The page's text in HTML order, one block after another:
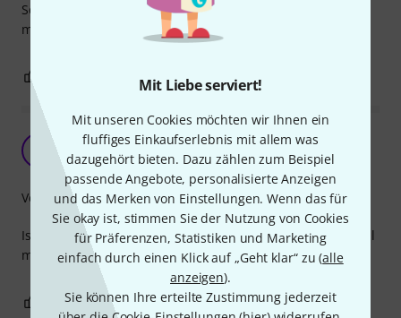
Mit Liebe serviert!
Mit unseren Cookies möchten wir Ihnen ein
fluffiges Einkaufserlebnis mit allem was
dazugehört bieten. Dazu zählen zum Beispiel
passende Angebote, personalisierte Anzeigen
und das Merken von Einstellungen. Wenn das für
Sie okay ist, stimmen Sie der Nutzung von Cookies
für Präferenzen, Statistiken und Marketing
einfach durch einen Klick auf „Geht klar“ zu (alle
anzeigen).
Sie können Ihre erteilte Zustimmung jederzeit
Schild einmal aufgeklebt ist, lässt sich das Schild nur noch
mühsam entfernen. Also alles wie es sein soll.
BEWERTUNG MELDEN
Aufkleber
Tobias4855 13.07.2023
Ist nen Aufkleber der hält, er ist etwas dicker, was eventuell
manchen stören könnte, aber dafür hochwertig!
Verarbeitung
0 BEWERTUNG MELDEN